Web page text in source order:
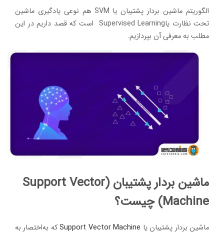
الگوریتم ماشین بردار پشتیبان یا SVM هم نوعی یادگیری ماشین
تحت نظارت یاSupervised Learning است که قصد داریم در این
مطلب به معرفی آن بپردازیم.
ماشین بردار پشتیبان (Support Vector
Machine) چیست؟
ماشین بردار پشتیبان یا Support Vector Machineکه به‌اختصار به